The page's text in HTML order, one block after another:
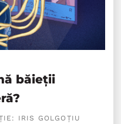
băieții
IRIS GOLGOȚIU